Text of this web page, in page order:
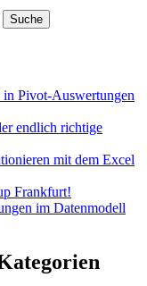
in Pivot-Auswertungen
endlich richtige
mit dem Excel
Frankfurt!
im Datenmodell